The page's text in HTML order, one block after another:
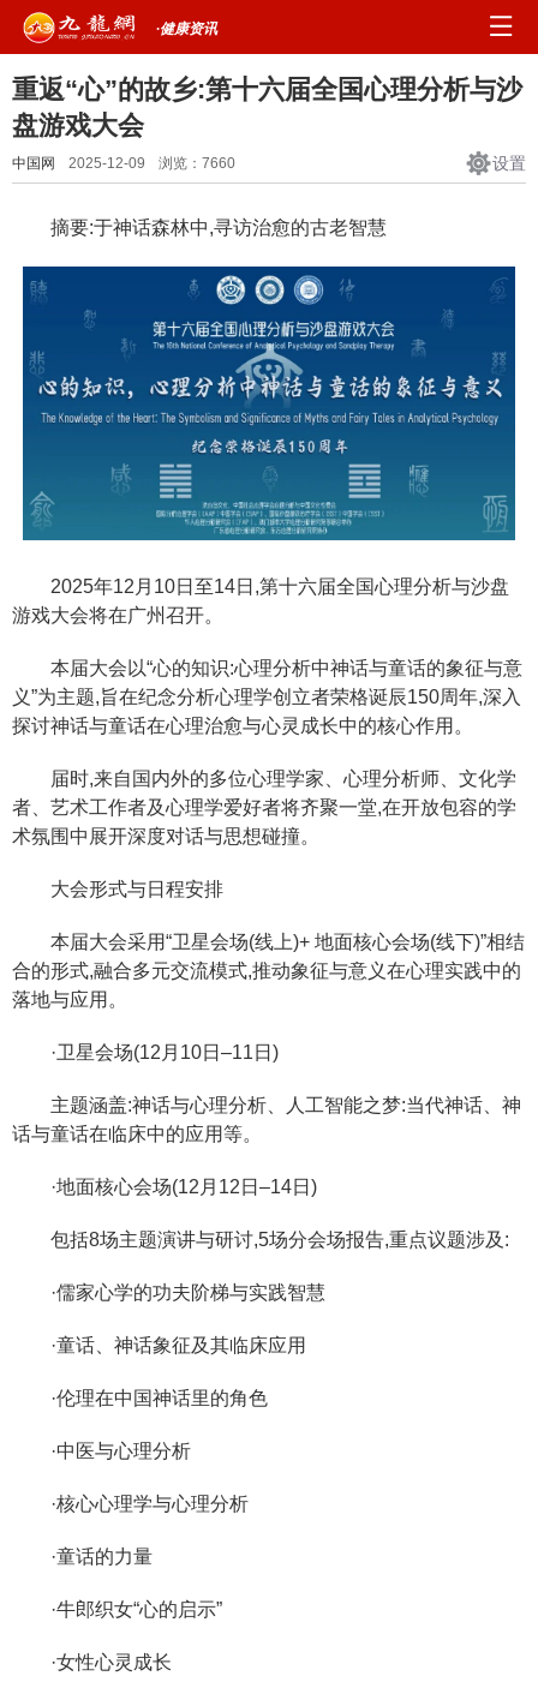
·健康资讯
重返“心”的故乡:第十六届全国心理分析与沙
盘游戏大会
中国网 2025-12-09 浏览： 7660 设置
摘要:于神话森林中,寻访治愈的古老智慧
2025年12月10日至14日,第十六届全国心理分析与沙盘
游戏大会将在广州召开。
本届大会以“心的知识:心理分析中神话与童话的象征与意
义”为主题,旨在纪念分析心理学创立者荣格诞辰150周年,深入
探讨神话与童话在心理治愈与心灵成长中的核心作用。
届时,来自国内外的多位心理学家、心理分析师、文化学
者、艺术工作者及心理学爱好者将齐聚一堂,在开放包容的学
术氛围中展开深度对话与思想碰撞。
大会形式与日程安排
本届大会采用“卫星会场(线上)+ 地面核心会场(线下)”相结
合的形式,融合多元交流模式,推动象征与意义在心理实践中的
落地与应用。
·卫星会场(12月10日–11日)
主题涵盖:神话与心理分析、人工智能之梦:当代神话、神
话与童话在临床中的应用等。
·地面核心会场(12月12日–14日)
包括8场主题演讲与研讨,5场分会场报告,重点议题涉及:
·儒家心学的功夫阶梯与实践智慧
·童话、神话象征及其临床应用
·伦理在中国神话里的角色
·中医与心理分析
·核心心理学与心理分析
·童话的力量
·牛郎织女“心的启示”
·女性心灵成长